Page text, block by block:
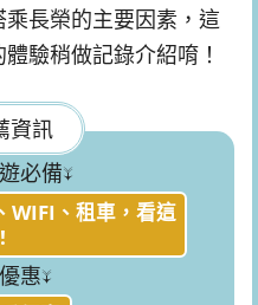
長榮的主要因素，這
驗稍做記錄介紹唷！
資訊
必備↓
WIFI、租車，看這
惠↓